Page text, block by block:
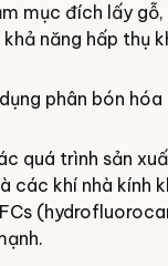
mục đích lấy
năng hấp thụ
phân bón
quá trình sản
các khí nhà kính